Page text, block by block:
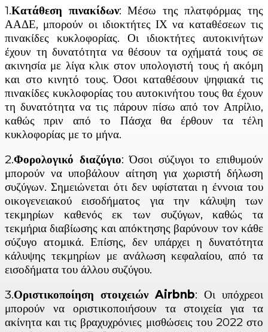
1.Κατάθεση πινακίδων: Μέσω της πλατφόρμας της
ΑΑΔΕ, μπορούν οι ιδιοκτήτες ΙΧ να καταθέσεων τις
πινακίδες κυκλοφορίας. Οι ιδιοκτήτες αυτοκινήτων
έχουν τη δυνατότητα να θέσουν τα οχήματά τους σε
ακινησία με λίγα κλικ στον υπολογιστή τους ή ακόμη
και στο κινητό τους. Όσοι καταθέσουν ψηφιακά τις
πινακίδες κυκλοφορίας του αυτοκινήτου τους θα έχουν
τη δυνατότητα να τις πάρουν πίσω από τον Απρίλιο,
καθώς πριν από το Πάσχα θα έρθουν τα τέλη
κυκλοφορίας με το μήνα.
2.Φορολογικό διαζύγιο: Όσοι σύζυγοι το επιθυμούν
μπορούν να υποβάλουν αίτηση για χωριστή δήλωση
συζύγων. Σημειώνεται ότι δεν υφίσταται η έννοια του
οικογενειακού εισοδήματος για την κάλυψη των
τεκμηρίων καθενός εκ των συζύγων, καθώς τα
τεκμήρια διαβίωσης και απόκτησης βαρύνουν τον κάθε
σύζυγο ατομικά. Επίσης, δεν υπάρχει η δυνατότητα
κάλυψης τεκμηρίων με ανάλωση κεφαλαίου, από τα
εισοδήματα του άλλου συζύγου.
3.Οριστικοποίηση στοιχειών Airbnb: Οι υπόχρεοι
μπορούν να οριστικοποιήσουν τα στοιχεία για τα
ακίνητα και τις βραχυχρόνιες μισθώσεις του 2022 στο